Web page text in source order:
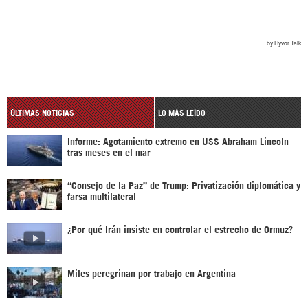
ÚLTIMAS NOTICIAS LO MÁS LEÍDO
Informe: Agotamiento extremo en USS Abraham Lincoln
tras meses en el mar
“Consejo de la Paz” de Trump: Privatización diplomática y
farsa multilateral
¿Por qué Irán insiste en controlar el estrecho de Ormuz?
Miles peregrinan por trabajo en Argentina